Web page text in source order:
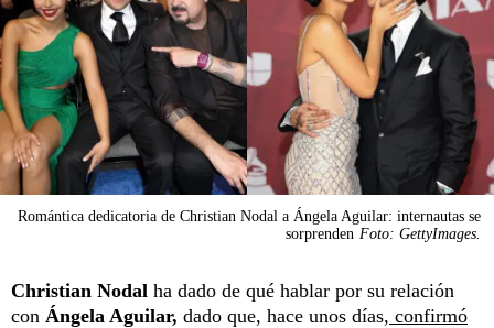
Romántica dedicatoria de Christian Nodal a Ángela Aguilar: internautas se
sorprenden Foto: GettyImages.
Christian Nodal ha dado de qué hablar por su relación
con Ángela Aguilar, dado que, hace unos días, confirmó